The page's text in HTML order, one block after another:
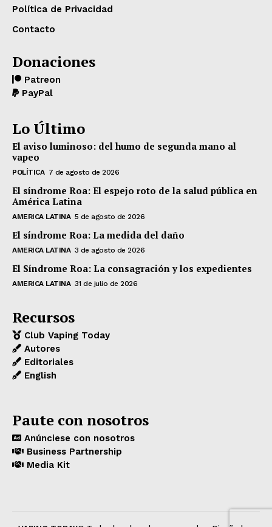
Política de Privacidad
Contacto
Donaciones
Patreon
PayPal
Lo Último
El aviso luminoso: del humo de segunda mano al
vapeo
POLÍTICA 7 de agosto de 2026
El síndrome Roa: El espejo roto de la salud pública en
América Latina
AMERICA LATINA 5 de agosto de 2026
El síndrome Roa: La medida del daño
AMERICA LATINA 3 de agosto de 2026
El Síndrome Roa: La consagración y los expedientes
AMERICA LATINA 31 de julio de 2026
Recursos
Club Vaping Today
Autores
Editoriales
English
Paute con nosotros
Anúnciese con nosotros
Business Partnership
Media Kit